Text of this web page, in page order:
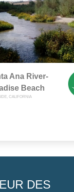
Ana River-
Beach
CALIFORNIA
DES